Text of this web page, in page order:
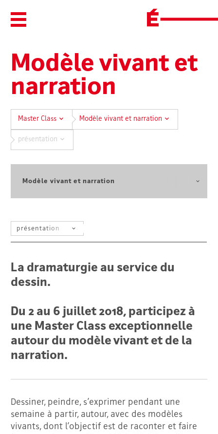
Ouvrir/Fermer le menu
Modèle vivant et
narration
Master Class Modèle vivant et narration
présentation
SÉLECTIONNEZ UN FILTRE
La dramaturgie au service du
dessin.
Du 2 au 6 juillet 2018, participez à
une Master Class exceptionnelle
autour du modèle vivant et de la
narration.
Dessiner, peindre, s’exprimer pendant une
semaine à partir, autour, avec des modèles
vivants, dont l’objectif est de raconter et faire